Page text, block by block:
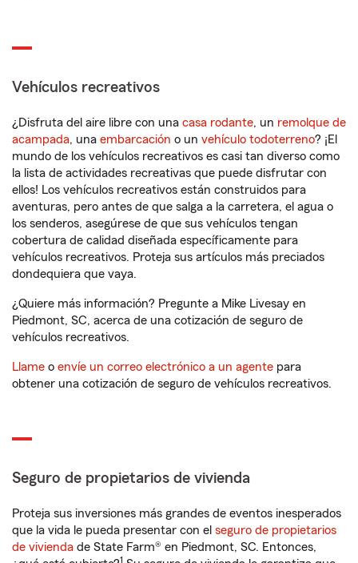
Vehículos recreativos
¿Disfruta del aire libre con una casa rodante, un remolque de
acampada, una embarcación o un vehículo todoterreno? ¡El
mundo de los vehículos recreativos es casi tan diverso como
la lista de actividades recreativas que puede disfrutar con
ellos! Los vehículos recreativos están construidos para
aventuras, pero antes de que salga a la carretera, el agua o
los senderos, asegúrese de que sus vehículos tengan
cobertura de calidad diseñada específicamente para
vehículos recreativos. Proteja sus artículos más preciados
dondequiera que vaya.
¿Quiere más información? Pregunte a Mike Livesay en
Piedmont, SC, acerca de una cotización de seguro de
vehículos recreativos.
Llame o envíe un correo electrónico a un agente para
obtener una cotización de seguro de vehículos recreativos.
Seguro de propietarios de vivienda
Proteja sus inversiones más grandes de eventos inesperados
que la vida le pueda presentar con el seguro de propietarios
de vivienda de State Farm® en Piedmont, SC. Entonces,
1